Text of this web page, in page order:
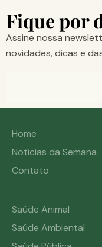
Fique por
Assine nossa
novidades, dicas e
Home
Notícias da Semana
Contato
Saúde Animal
Saúde Ambiental